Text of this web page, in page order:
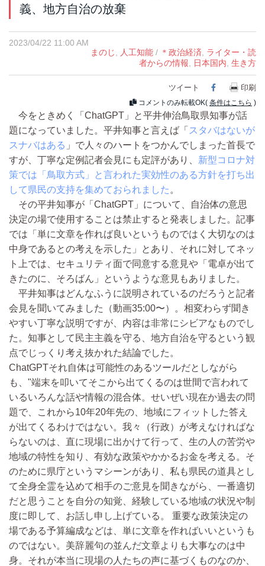
義、地方自治の放棄
2023/04/22 11:00 AM
まのじ
人工知能 / ＊政治経済
ライター・読
者からの情報
日本国内 生き方
ツイート Facebook
印刷
コメントのみ転載OK( 条件はこちら )
今をときめく「ChatGPT」と平井伸治鳥取県知事が話
題になっていました。平井知事と言えば「 スタバはないが
スナバはある 」で人々のハートをつかんでしまった首長で
すが、丁寧な定例記者会見にも定評があり、 新型コロナ対
策では「鳥取方式」と言われた実効性のある方針を打ち出
して県民の支持を集めておられました 。
その平井知事が「ChatGPT」について、自治体の意思
決定の場で使用することは禁止すると発表しました。記事
では「単に文章を作れば良いというものではく大切なのは
中身であるとの考えを示した」とあり、それに対してネッ
ト上では、セキュリティ面で同意する意見や「電卓が出て
きたのに、そろばん」というような意見もありました。
平井知事はどんなふうに説明されているのだろうと記者
会見を聞いてみました（動画35:00〜）。相変わらず聞き
やすい丁寧な説明ですが、内容は非常にシビアなものでし
た。知事として民主主義を守る、地方自治を守るという観
点でじっくり考え抜かれた結論でした。
ChatGPTそれ自体は可能性のあるツールだとしながら
も、"端末を叩いてそこから出てくるのは世間で言われて
いるいろんな話や情報の混合体。せいぜい現在か過去の問
題で、これから10年20年先の、地域にフィットした答え
が出てくるわけではない。我々（行政）が考えなければな
らないのは、直に現場に出かけて行って、生の人の苦労や
地域の特性を知り、有効な政策やかかるお金を考える。そ
のために県庁というマシーンがあり、私も県民の道具とし
て全身全霊を込めて相手のご意見を聞きながら、一番適切
だと思うことを自分の知覚、経験している地域の状況や制
度に即して、お話し申し上げている。 重要な政策決定の
場である予算編成などは、単に文章を作ればいいというも
のではない。美辞麗句の並んだ文章よりも大事なのは中
身。それが本当に現場の人たちの声に基づくものなのか、